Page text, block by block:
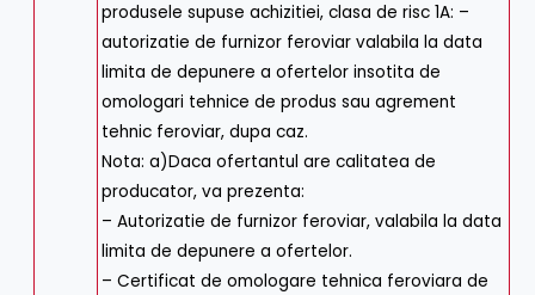
produsele supuse achizitiei, clasa de risc 1A: –
autorizatie de furnizor feroviar valabila la data
limita de depunere a ofertelor insotita de
omologari tehnice de produs sau agrement
tehnic feroviar, dupa caz.
Nota: a)Daca ofertantul are calitatea de
producator, va prezenta:
– Autorizatie de furnizor feroviar, valabila la data
limita de depunere a ofertelor.
– Certificat de omologare tehnica feroviara de